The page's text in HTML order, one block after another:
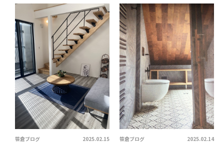
笹倉ブログ 2025.02.15 笹倉ブログ 2025.02.14